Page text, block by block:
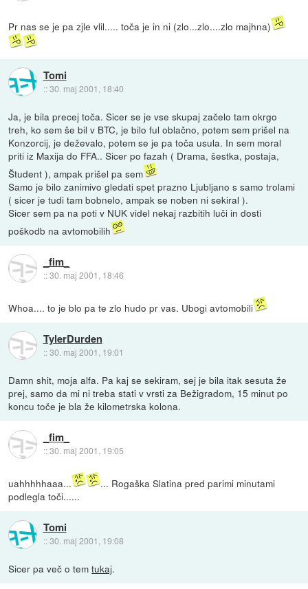
Pr nas se je pa zjle vlil..... toča je in ni (zlo...zlo....zlo majhna)
Tomi
::30. maj 2001, 18:40
Ja, je bila precej toča. Sicer se je vse skupaj začelo tam okrgo
treh, ko sem še bil v BTC, je bilo ful oblačno, potem sem prišel na
Konzorcij, je deževalo, potem se je pa toča usula. In sem moral
priti iz Maxija do FFA.. Sicer po fazah ( Drama, šestka, postaja,
Študent ), ampak prišel pa sem
Samo je bilo zanimivo gledati spet prazno Ljubljano s samo trolami
( sicer je tudi tam bobnelo, ampak se noben ni sekiral ).
Sicer sem pa na poti v NUK videl nekaj razbitih luči in dosti
poškodb na avtomobilih
_fim_
::30. maj 2001, 18:46
Whoa.... to je blo pa te zlo hudo pr vas. Ubogi avtomobili
TylerDurden
::30. maj 2001, 19:01
Damn shit, moja alfa. Pa kaj se sekiram, sej je bila itak sesuta že
prej, samo da mi ni treba stati v vrsti za Bežigradom, 15 minut po
koncu toče je bla že kilometrska kolona.
_fim_
::30. maj 2001, 19:05
uahhhhhaaa...
... Rogaška Slatina pred parimi minutami
podlegla toči......
Tomi
::30. maj 2001, 19:08
Sicer pa več o temtukaj.